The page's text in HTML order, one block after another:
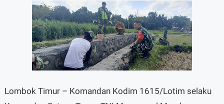
Lombok Timur – Komandan Kodim 1615/Lotim selaku